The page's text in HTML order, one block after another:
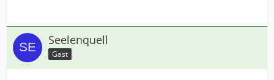
Seelenquell
Gast